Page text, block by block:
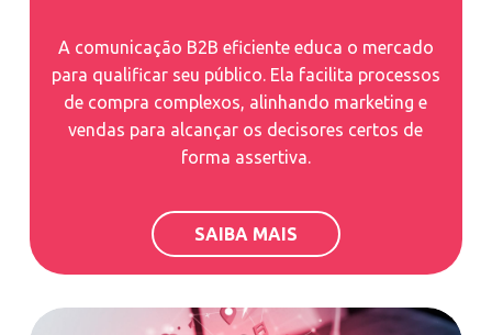
A comunicação B2B eficiente educa o mercado
para qualificar seu público. Ela facilita processos
de compra complexos, alinhando marketing e
vendas para alcançar os decisores certos de
forma assertiva.
SAIBA MAIS